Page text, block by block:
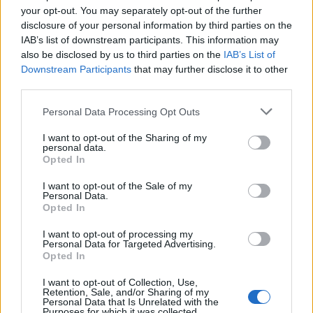
your opt-out. You may separately opt-out of the further
disclosure of your personal information by third parties on the
IAB’s list of downstream participants. This information may
also be disclosed by us to third parties on the IAB’s List of
Downstream Participants that may further disclose it to other
Personal Data Processing Opt Outs
I want to opt-out of the Sharing of my
personal data.
Opted In
I want to opt-out of the Sale of my
Personal Data.
Opted In
I want to opt-out of processing my
Personal Data for Targeted Advertising.
Opted In
I want to opt-out of Collection, Use,
Retention, Sale, and/or Sharing of my
Personal Data that Is Unrelated with the
εξαπατούσε νεονύμφους – “Θα πέσουν
υπουργοί, αν μιλήσω” λέει η ιδιοκτήτρια
ΕΛΛΑΔΑ 21.10.2024 13:09
PARAPOLITIKA NEWSROOM
Εγγραφή στο newsletter
Αποδέχομαι τους
και την πολιτική απορρήτου
X